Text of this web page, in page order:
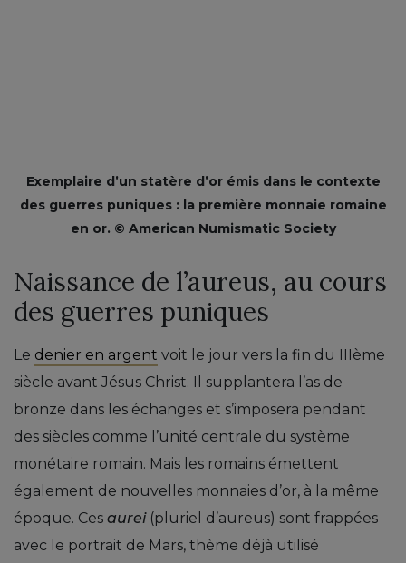
Exemplaire d’un statère d’or émis dans le contexte
des guerres puniques : la première monnaie romaine
en or. © American Numismatic Society
Naissance de l’aureus, au cours
des guerres puniques
Le denier en argent voit le jour vers la fin du IIIème
siècle avant Jésus Christ. Il supplantera l’as de
bronze dans les échanges et s’imposera pendant
des siècles comme l’unité centrale du système
monétaire romain. Mais les romains émettent
également de nouvelles monnaies d’or, à la même
époque. Ces aurei(pluriel d’aureus) sont frappées
avec le portrait de Mars, thème déjà utilisé